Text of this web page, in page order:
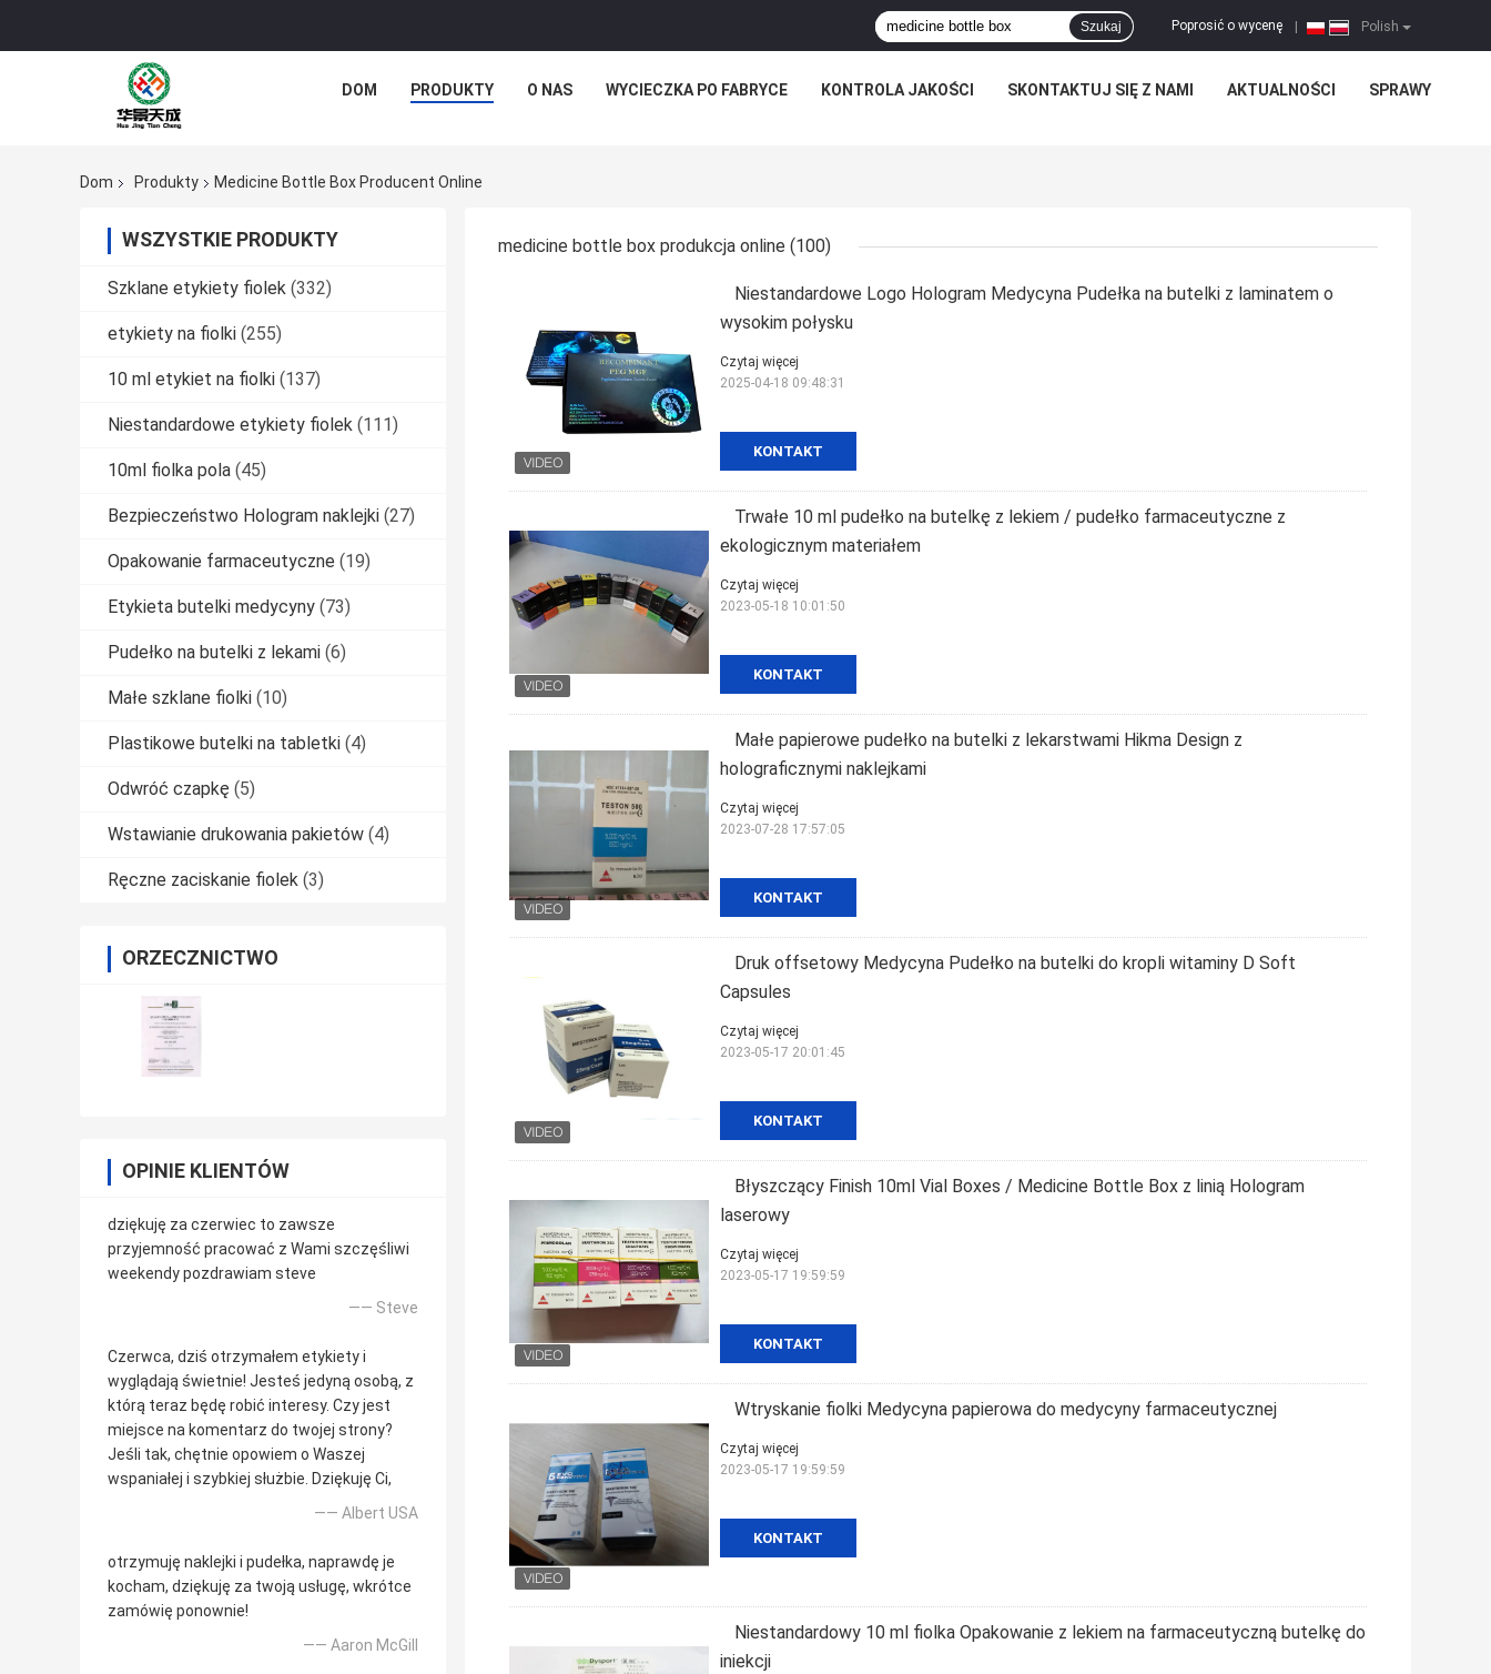
Polish
Poprosić o wycenę
Szukaj
DOM PRODUKTY O NAS WYCIECZKA PO FABRYCE KONTROLA JAKOŚCI SKONTAKTUJ SIĘ Z NAMI AKTUALNOŚCI SPRAWY
Dom Produkty Medicine Bottle Box Producent Online
WSZYSTKIE PRODUKTY
Szklane etykiety fiolek (332)
etykiety na fiolki (255)
10 ml etykiet na fiolki (137)
Niestandardowe etykiety fiolek (111)
10ml fiolka pola (45)
Bezpieczeństwo Hologram naklejki (27)
Opakowanie farmaceutyczne (19)
Etykieta butelki medycyny (73)
Pudełko na butelki z lekami (6)
Małe szklane fiolki (10)
Plastikowe butelki na tabletki (4)
Odwróć czapkę (5)
Wstawianie drukowania pakietów (4)
Ręczne zaciskanie fiolek (3)
ORZECZNICTWO
OPINIE KLIENTÓW
dziękuję za czerwiec to zawsze
przyjemność pracować z Wami szczęśliwi
weekendy pozdrawiam steve
—— Steve
Czerwca, dziś otrzymałem etykiety i
wyglądają świetnie! Jesteś jedyną osobą, z
którą teraz będę robić interesy. Czy jest
miejsce na komentarz do twojej strony?
Jeśli tak, chętnie opowiem o Waszej
wspaniałej i szybkiej służbie. Dziękuję Ci,
—— Albert USA
otrzymuję naklejki i pudełka, naprawdę je
kocham, dziękuję za twoją usługę, wkrótce
zamówię ponownie!
—— Aaron McGill
medicine bottle box produkcja online (100)
Niestandardowe Logo Hologram Medycyna Pudełka na butelki z laminatem o
wysokim połysku
KONTAKT
Czytaj więcej
2025-04-18 09:48:31
Trwałe 10 ml pudełko na butelkę z lekiem / pudełko farmaceutyczne z
ekologicznym materiałem
KONTAKT
Czytaj więcej
2023-05-18 10:01:50
Małe papierowe pudełko na butelki z lekarstwami Hikma Design z
holograficznymi naklejkami
KONTAKT
Czytaj więcej
2023-07-28 17:57:05
Druk offsetowy Medycyna Pudełko na butelki do kropli witaminy D Soft
Capsules
KONTAKT
Czytaj więcej
2023-05-17 20:01:45
Błyszczący Finish 10ml Vial Boxes / Medicine Bottle Box z linią Hologram
laserowy
KONTAKT
Czytaj więcej
2023-05-17 19:59:59
Wtryskanie fiolki Medycyna papierowa do medycyny farmaceutycznej
KONTAKT
Czytaj więcej
2023-05-17 19:59:59
Niestandardowy 10 ml fiolka Opakowanie z lekiem na farmaceutyczną butelkę do
iniekcji